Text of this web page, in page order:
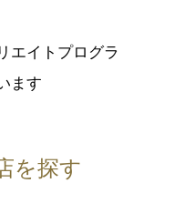
エイトプログラ
ます
を探す